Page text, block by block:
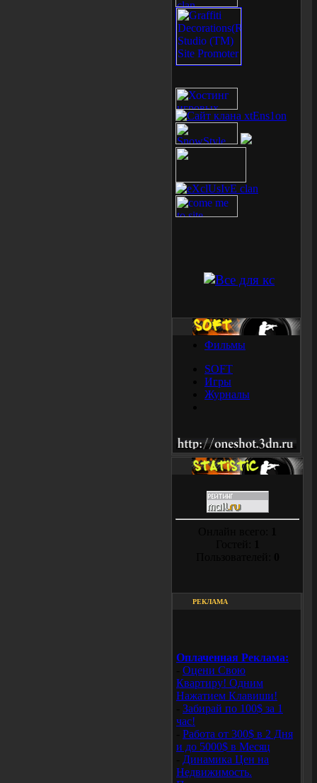
Фильмы
SOFT
Игры
Журналы
РЕКЛАМА
Оплаченная Реклама:
Оцени Свою
Квартиру! Одним
Нажатием Клавиши!
Забирай по 100$ за 1
час!
Работа от 300$ в 2 Дня
и до 5000$ в Месяц
Динамика Цен на
Недвижимость.